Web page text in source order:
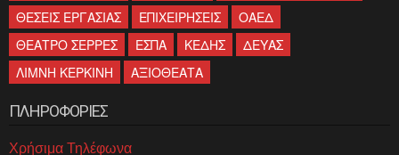
ΘΕΣΕΙΣ ΕΡΓΑΣΙΑΣ
ΕΠΙΧΕΙΡΗΣΕΙΣ
ΟΑΕΔ
ΘΕΑΤΡΟ ΣΕΡΡΕΣ
ΕΣΠΑ ΚΕΔΗΣ
ΔΕΥΑΣ
ΛΙΜΝΗ ΚΕΡΚΙΝΗ
ΑΞΙΟΘΕΑΤΑ
ΠΛΗΡΟΦΟΡΙΕΣ
Χρήσιμα Τηλέφωνα